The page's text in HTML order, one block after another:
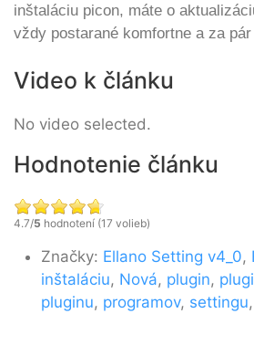
inštaláciu picon, máte o
vždy postarané komfortne a za
Video k článku
No video selected.
Hodnotenie článku
4.7/5 hodnotení (17 volieb)
Značky: Ellano Setting v4_0,
inštaláciu, Nová, plugin,
pluginu, programov, settingu,